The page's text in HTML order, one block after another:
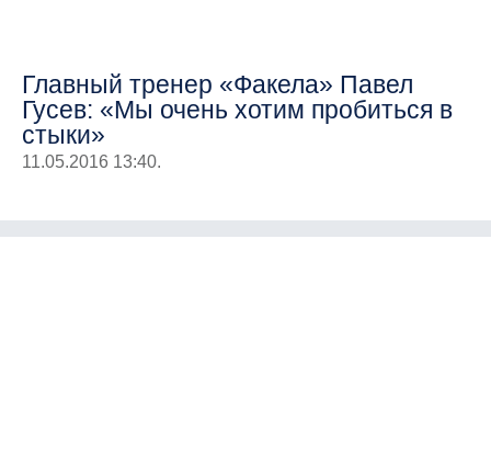
Главный тренер «Факела» Павел
Гусев: «Мы очень хотим пробиться в
стыки»
11.05.2016 13:40.